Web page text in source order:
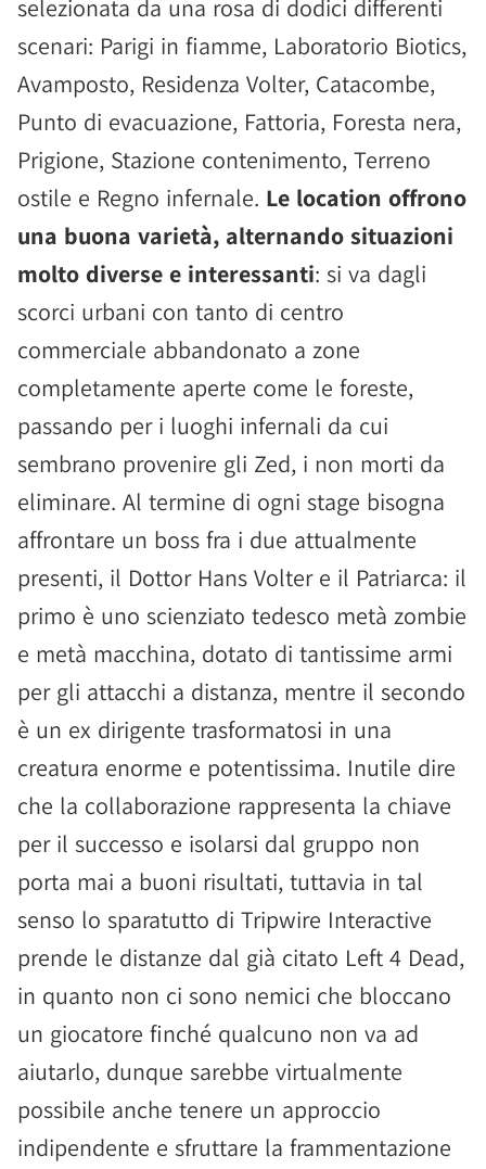
selezionata da una rosa di dodici differenti
scenari: Parigi in fiamme, Laboratorio Biotics,
Avamposto, Residenza Volter, Catacombe,
Punto di evacuazione, Fattoria, Foresta nera,
Prigione, Stazione contenimento, Terreno
ostile e Regno infernale. Le location offrono
una buona varietà, alternando situazioni
molto diverse e interessanti: si va dagli
scorci urbani con tanto di centro
commerciale abbandonato a zone
completamente aperte come le foreste,
passando per i luoghi infernali da cui
sembrano provenire gli Zed, i non morti da
eliminare. Al termine di ogni stage bisogna
affrontare un boss fra i due attualmente
presenti, il Dottor Hans Volter e il Patriarca: il
primo è uno scienziato tedesco metà zombie
e metà macchina, dotato di tantissime armi
per gli attacchi a distanza, mentre il secondo
è un ex dirigente trasformatosi in una
creatura enorme e potentissima. Inutile dire
che la collaborazione rappresenta la chiave
per il successo e isolarsi dal gruppo non
porta mai a buoni risultati, tuttavia in tal
senso lo sparatutto di Tripwire Interactive
prende le distanze dal già citato Left 4 Dead,
in quanto non ci sono nemici che bloccano
un giocatore finché qualcuno non va ad
aiutarlo, dunque sarebbe virtualmente
possibile anche tenere un approccio
indipendente e sfruttare la frammentazione